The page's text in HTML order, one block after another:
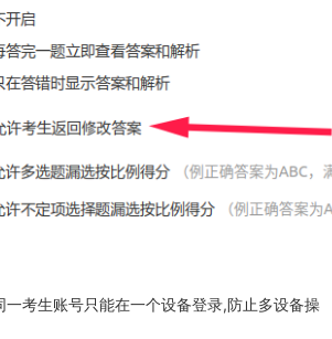
考生账号只能在一个设备登录,防止多设备操